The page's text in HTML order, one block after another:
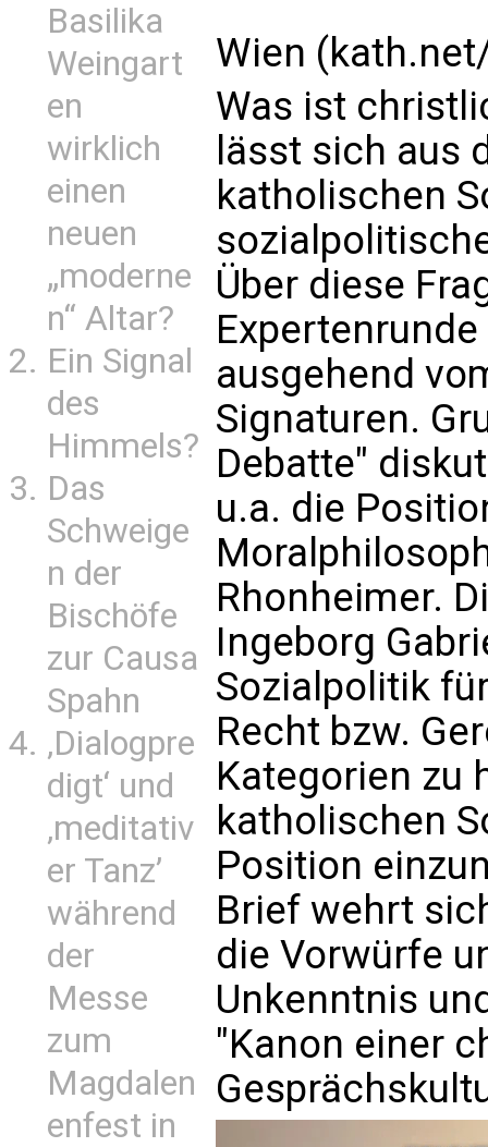
Basilika
Weingart
en
wirklich
einen
neuen
„moderne
n“ Altar?
Ein Signal
des
Himmels?
Das
Schweige
n der
Bischöfe
zur Causa
Spahn
‚Dialogpre
digt‘ und
‚meditativ
er Tanz’
während
der
Messe
zum
Magdalen
enfest in
Wien
Was ist
lässt sich aus
katholischen
Über diese
ausgehend
Signaturen.
Debatte"
u.a. die
Rhonheimer.
Ingeborg
Sozialpolitik
Recht bzw.
Kategorien zu
katholischen
Position
Brief wehrt
die Vorwürfe
Unkenntnis
"Kanon einer